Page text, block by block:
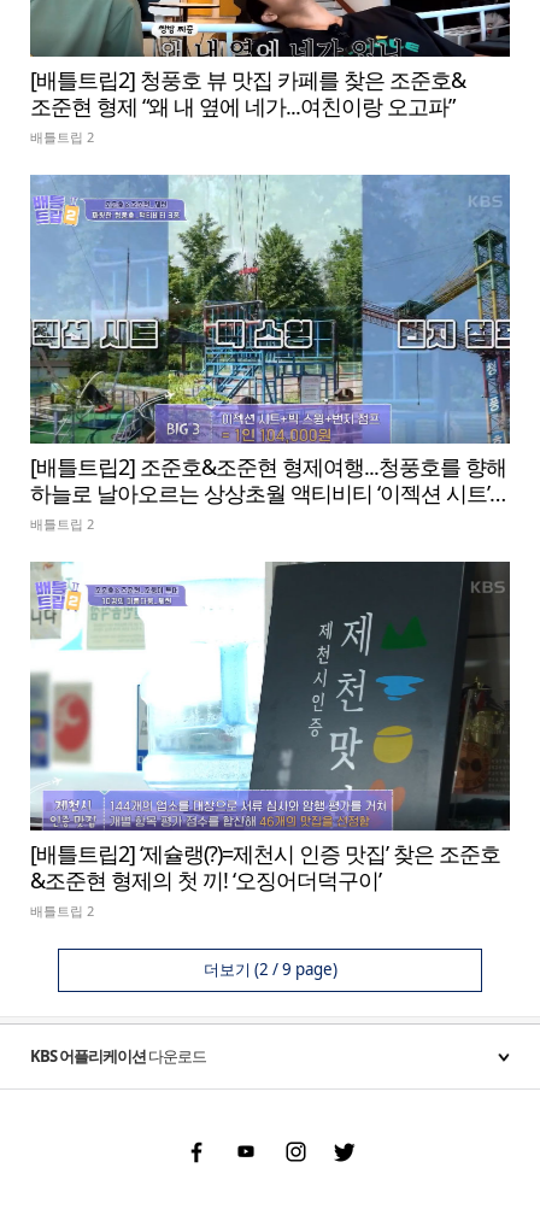
[배틀트립2] 청풍호 뷰 맛집 카페를 찾은 조준호&
조준현 형제 “왜 내 옆에 네가...여친이랑 오고파”
배틀트립 2
[배틀트립2] 조준호&조준현 형제여행...청풍호를 향해
하늘로 날아오르는 상상초월 액티비티 ‘이젝션 시트’
체험
배틀트립 2
[배틀트립2] ‘제슐랭(?)=제천시 인증 맛집’ 찾은 조준호
&조준현 형제의 첫 끼! ‘오징어더덕구이’
배틀트립 2
더보기 (2 / 9 page)
KBS 어플리케이션다운로드
FacebookYoutubeInstgram